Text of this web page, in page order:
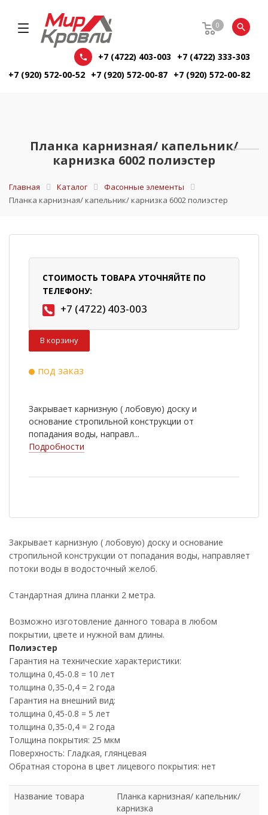
0
+7 (4722) 403-003
+7 (4722) 333-303
+7 (920) 572-00-52 +7 (920) 572-00-87 +7 (920) 572-00-82
Планка карнизная/ капельник/
карнизка 6002 полиэстер
Главная Каталог
Фасонные элементы
Планка карнизная/ капельник/ карнизка 6002 полиэстер
СТОИМОСТЬ ТОВАРА УТОЧНЯЙТЕ ПО
ТЕЛЕФОНУ:
+7 (4722) 403-003
В корзину
под заказ
Закрывает карнизную ( лобовую) доску и
основание стропильной конструкции от
попадания воды, направл...
Подробности
Закрывает карнизную ( лобовую) доску и основание
стропильной конструкции от попадания воды, направляет
потоки воды в водосточный желоб.
Стандартная длина планки 2 метра.
Возможно изготовление данного товара в любом
покрытии, цвете и нужной вам длины.
Полиэстер
Гарантия на технические характеристики:
толщина 0,45-0.8 = 10 лет
толщина 0,35-0,4 = 2 года
Гарантия на внешний вид:
толщина 0,45-0.8 = 5 лет
толщина 0,35-0,4 = 2 года
Толщина покрытия: 25 мкм
Поверхность: Гладкая, глянцевая
Обратная сторона в цвет лицевого покрытия: нет
Название товара
Планка карнизная/ капельник/
карнизка